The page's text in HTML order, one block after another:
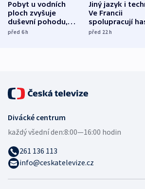
Pobyt u vodních
ploch zvyšuje
duševní pohodu,
ukázala
před 6h
Jiný jazyk i
Ve Francii
spolupracují
různých zemí
před 22h
Divácké centrum
každý všední den:8:00—16:00 hodin
261 136 113
info@ceskatelevize.cz